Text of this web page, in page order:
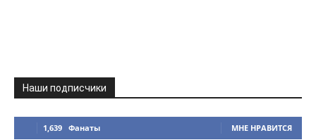
Наши подписчики
1,639 Фанаты МНЕ НРАВИТСЯ